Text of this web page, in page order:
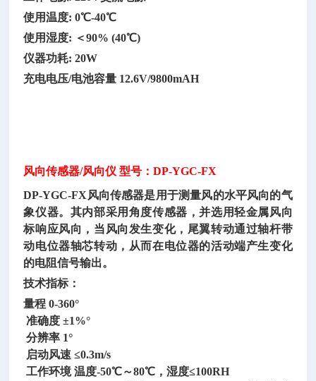
使用温度: 0℃-40℃
使用湿度: ＜90% (40℃)
仪器功耗: 20W
充电电压/电池容量 12.6V/9800mAH
风向传感器/风向仪 型号：DP-YGC-FX
DP-YGC-FX风向传感器是用于测量风的水平风向的气
象仪器。其内部采用角度传感器，并选用轻金属风向
标响应风向，当风向发生变化，尾翼转动通过轴杆带
动电位器轴芯转动，从而在电位器的活动端产生变化
的电阻信号输出。
技术指标：
量程 0-360°
准确度 ±1%°
分辨率 1°
启动风速 ≤0.3m/s
工作环境 温度-50℃～80℃，湿度≤100RH